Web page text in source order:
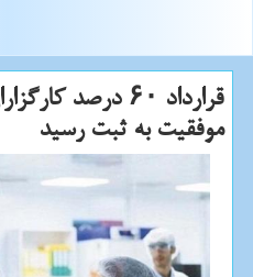
قرارداد ۶۰ درصد
موفقیت به ثبت رسید